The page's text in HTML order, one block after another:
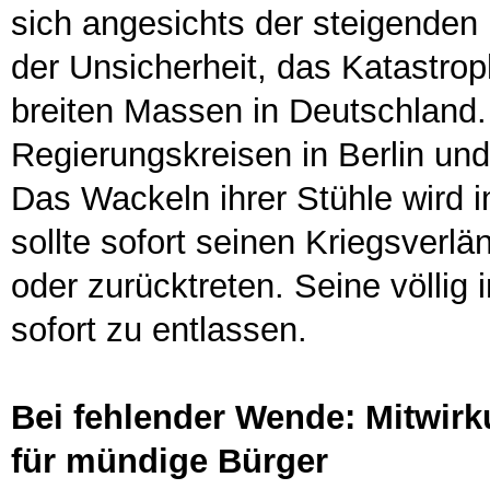
sich angesichts der
der Unsicherheit, das
breiten Massen in
Regierungskreisen in Berlin
Das Wackeln ihrer Stühle wird
sollte sofort seinen
oder zurücktreten. Seine völlig
sofort zu entlassen.
Bei fehlender Wende:
für mündige Bürger